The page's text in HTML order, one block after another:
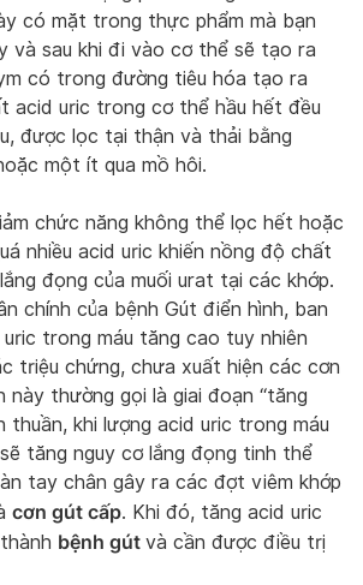
có mặt trong thực phẩm mà bạn
và sau khi đi vào cơ thể sẽ tạo ra
có trong đường tiêu hóa tạo ra
acid uric trong cơ thể hầu hết đều
được lọc tại thận và thải bằng
một ít qua mồ hôi.
chức năng không thể lọc hết hoặc
nhiều acid uric khiến nồng độ chất
đọng của muối urat tại các khớp.
chính của bệnh Gút điển hình, ban
trong máu tăng cao tuy nhiên
triệu chứng, chưa xuất hiện các cơn
này thường gọi là giai đoạn “tăng
thuần, khi lượng acid uric trong máu
tăng nguy cơ lắng đọng tinh thể
tay chân gây ra các đợt viêm khớp
cơn gút cấp. Khi đó, tăng acid uric
bệnh gút và cần được điều trị